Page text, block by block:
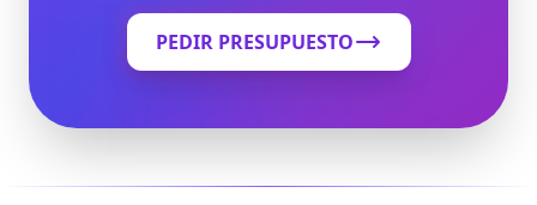
PEDIR PRESUPUESTO